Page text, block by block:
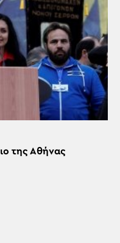
της Αθήνας